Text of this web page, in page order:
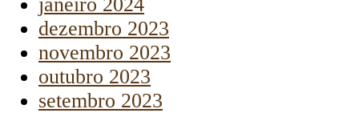
janeiro 2024
dezembro 2023
novembro 2023
outubro 2023
setembro 2023